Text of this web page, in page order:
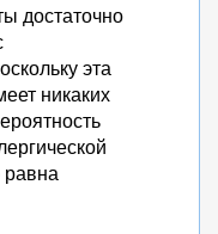
достаточно
эта
никаких
равна